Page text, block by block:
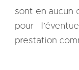
sont en aucun
pour
prestation